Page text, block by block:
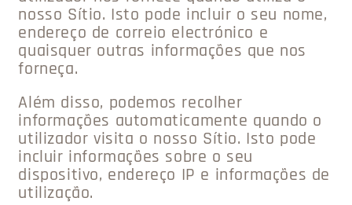
nosso Sítio. Isto pode incluir o seu nome,
endereço de correio electrónico e
quaisquer outras informações que nos
forneça.
Além disso, podemos recolher
informações automaticamente quando o
utilizador visita o nosso Sítio. Isto pode
incluir informações sobre o seu
dispositivo, endereço IP e informações de
utilização.